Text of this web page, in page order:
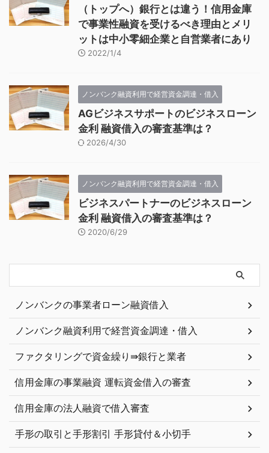
（トップへ）銀行とは違う！信用金庫
で事業性融資を受けるべき理由とメリ
ットは中小零細企業と自営業者にあり
2022/1/4
ノンバンク融資利用で経営資金調達・借入
AGビジネスサポートのビジネスローン
金利 融資借入の審査基準は？
2026/4/30
ノンバンク融資利用で経営資金調達・借入
ビジネスパートナーのビジネスローン
金利 融資借入の審査基準は？
2020/6/29
ノンバンクの事業者ローン融資借入
ノンバンク融資利用で経営資金調達・借入
ファクタリングで資金繰り⇛銀行と業者
信用金庫の事業融資 運転資金借入の審査
信用金庫の法人融資で借入審査
手形の取引と手形割引 手形貸付＆小切手